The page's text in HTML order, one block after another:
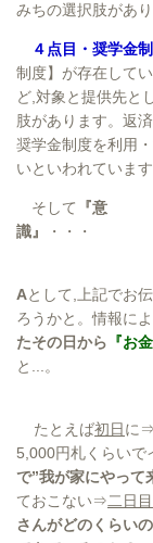
みちの選択肢があ
４点目・奨学金
制度】が存在して
ど,対象と提供先と
肢があります。返
奨学金制度を利用
いといわれていま
そして
『意
識』
Aとして,上記でお
ろうかと。情報に
たその日から 『お
たとえば初日に⇒
5,000円札くらい
で”我が家にやって
ておこない⇒二日目
さんがどのくらい